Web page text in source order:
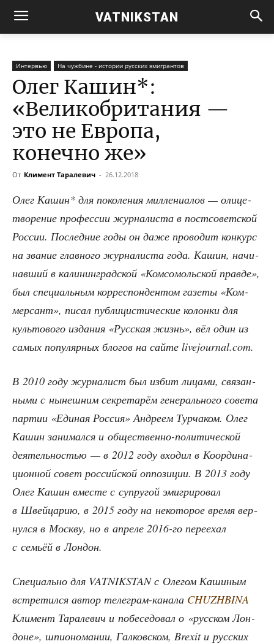
VATNIKSTAN
Интервью На чужбине - истории русских эмигрантов
Олег Кашин*:
«Великобритания —
это не Европа,
конечно же»
От Климент Таралевич - 26.12.2018
Олег Кашин* для поко­ле­ния мил­ле­ни­а­лов — оли­це­
тво­ре­ние про­фес­сии жур­на­ли­ста в пост­со­вет­ской
Рос­сии. Послед­ние годы он даже про­во­дит кон­курс
на зва­ние глав­но­го жур­на­ли­ста года. Кашин, начи­
нав­ший в кали­нин­град­ской «Ком­со­моль­ской прав­де»,
был спе­ци­аль­ным кор­ре­спон­ден­том газе­ты «Ком­
мер­сант», писал пуб­ли­ци­сти­че­ские колон­ки для
куль­то­во­го изда­ния «Рус­ская жизнь», вёл один из
самых попу­ляр­ных бло­гов на сай­те livejournal.com.
В 2010 году жур­на­лист был избит лица­ми, свя­зан­
ны­ми с нынеш­ним сек­ре­та­рём гене­раль­но­го сове­та
пар­тии «Еди­ная Рос­сия» Андре­ем Тур­ча­ком. Олег
Кашин зани­мал­ся и обще­ствен­но-поли­ти­че­ской
дея­тель­но­стью — в 2012 году вхо­дил в Коор­ди­на­
ци­он­ной совет рос­сий­ской оппо­зи­ции. В 2013 году
Олег Кашин вме­сте с супру­гой эми­гри­ро­вал
в Швей­ца­рию, в 2015 году на неко­то­рое вре­мя вер­
нул­ся в Моск­ву, но в апре­ле 2016-го пере­ехал
с семьёй в Лондон.
Спе­ци­аль­но для VATNIKSTAN с Оле­гом Каши­ным
встре­тил­ся автор теле­грам-кана­ла CHUZHBINA
Кли­мент Тара­ле­вич и побе­се­до­вал о «рус­ском Лон­
доне», шпи­о­но­ма­нии, Гал­ков­ском, Brexit и рус­ских